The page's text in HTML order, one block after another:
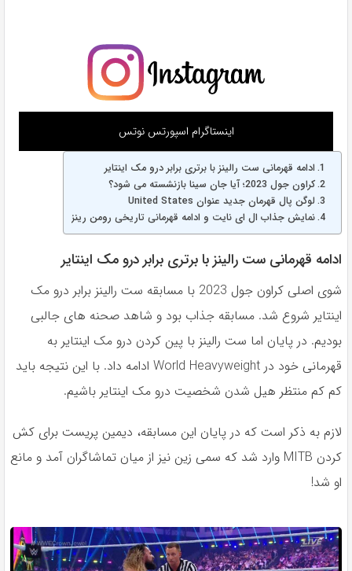
اینستاگرام اسپورتس نوتس
ادامه قهرمانی ست رالینز با برتری برابر درو مک اینتایر
کراون جول 2023؛ آیا جان سینا بازنشسته می شود؟
لوگن پال قهرمان جدید عنوان United States
نمایش جذاب ال ای نایت و ادامه قهرمانی تاریخی رومن رینز
ادامه قهرمانی ست رالینز با برتری برابر درو مک اینتایر
شوی اصلی کراون جول 2023 با مسابقه ست رالینز برابر درو مک
اینتایر شروع شد. مسابقه جذاب بود و شاهد صحنه های جالبی
بودیم. در پایان اما ست رالینز با پین کردن درو مک اینتایر به
قهرمانی خود در World Heavyweight ادامه داد. با این نتیجه باید
کم کم منتظر هیل شدن شخصیت درو مک اینتایر باشیم.
لازم به ذکر است که در پایان این مسابقه، دیمین پریست برای کش
کردن MITB وارد شد که سمی زین نیز از میان تماشاگران آمد و مانع
او شد!